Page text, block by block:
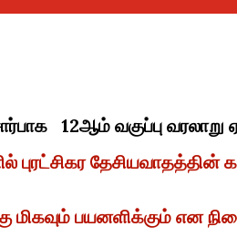
12ஆம் வகுப்பு வரலாறு
புரட்சிகர தேசியவாதத்தின்
மிகவும் பயனளிக்கும் என